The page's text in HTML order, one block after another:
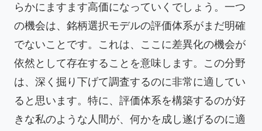
らかにますます高価になっていくでしょう。一つ
の機会は、銘柄選択モデルの評価体系がまだ明確
でないことです。これは、ここに差異化の機会が
依然として存在することを意味します。この分野
は、深く掘り下げて調査するのに非常に適してい
ると思います。特に、評価体系を構築するのが好
きな私のような人間が、何かを成し遂げるのに適